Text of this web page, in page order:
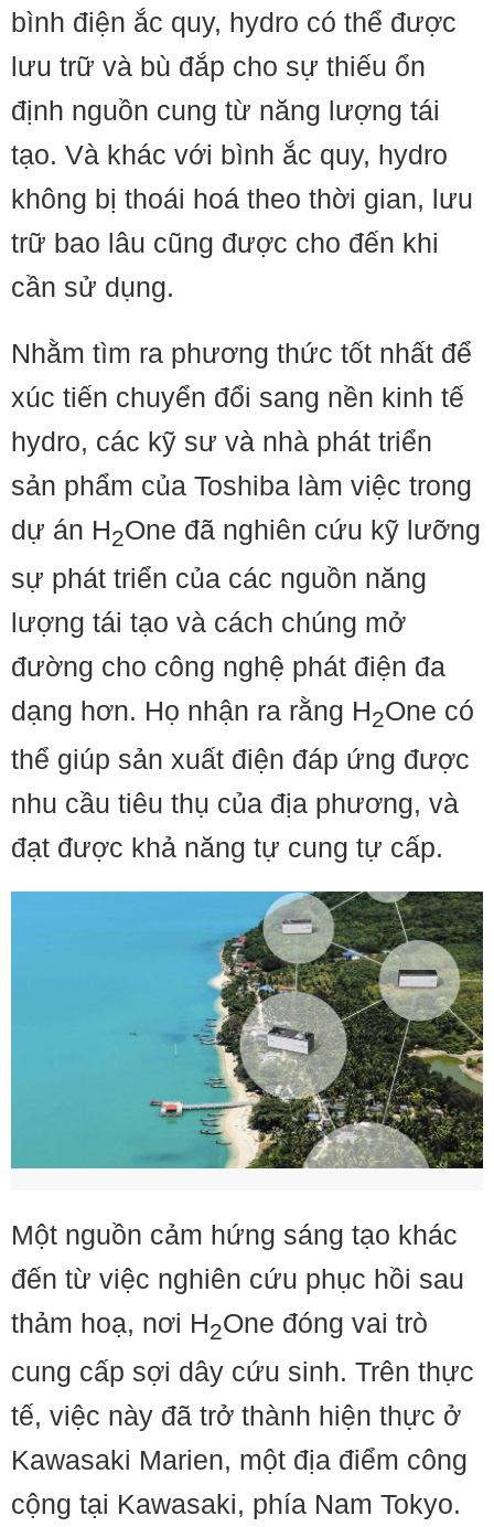
bình điện ắc quy, hydro có thể được
lưu trữ và bù đắp cho sự thiếu ổn
định nguồn cung từ năng lượng tái
tạo. Và khác với bình ắc quy, hydro
không bị thoái hoá theo thời gian, lưu
trữ bao lâu cũng được cho đến khi
cần sử dụng.
Nhằm tìm ra phương thức tốt nhất để
xúc tiến chuyển đổi sang nền kinh tế
hydro, các kỹ sư và nhà phát triển
sản phẩm của Toshiba làm việc trong
dự án H2One đã nghiên cứu kỹ lưỡng
sự phát triển của các nguồn năng
lượng tái tạo và cách chúng mở
đường cho công nghệ phát điện đa
dạng hơn. Họ nhận ra rằng H2One có
thể giúp sản xuất điện đáp ứng được
nhu cầu tiêu thụ của địa phương, và
đạt được khả năng tự cung tự cấp.
Một nguồn cảm hứng sáng tạo khác
đến từ việc nghiên cứu phục hồi sau
thảm hoạ, nơi H2One đóng vai trò
cung cấp sợi dây cứu sinh. Trên thực
tế, việc này đã trở thành hiện thực ở
Kawasaki Marien, một địa điểm công
cộng tại Kawasaki, phía Nam Tokyo.